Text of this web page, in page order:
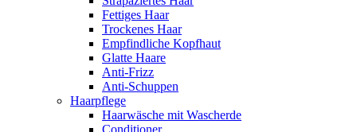
Fettiges Haar
Trockenes Haar
Empfindliche Kopfhaut
Glatte Haare
Anti-Frizz
Anti-Schuppen
Haarpflege
Haarwäsche mit Wascherde
Conditioner